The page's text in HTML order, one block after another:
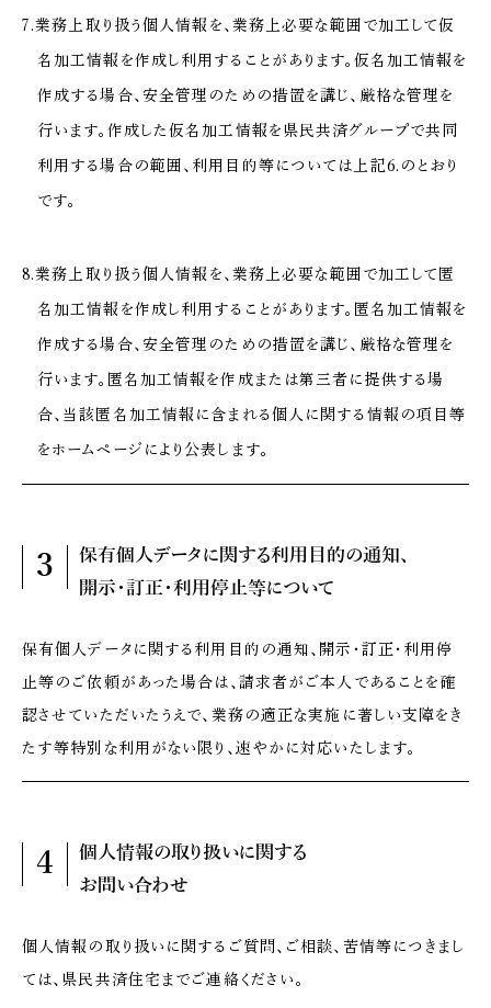
7.業務上取り扱う個人情報を、業務上必要な範囲で加工して仮
名加工情報を作成し利用することがあります。仮名加工情報を
作成する場合、安全管理のための措置を講じ、厳格な管理を
行います。作成した仮名加工情報を県民共済グループで共同
利用する場合の範囲、利用目的等については上記6.のとおり
です。
8.業務上取り扱う個人情報を、業務上必要な範囲で加工して匿
名加工情報を作成し利用することがあります。匿名加工情報を
作成する場合、安全管理のための措置を講じ、厳格な管理を
行います。匿名加工情報を作成または第三者に提供する場
合、当該匿名加工情報に含まれる個人に関する情報の項目等
をホームページにより公表します。
3 保有個人データに 関する利用目的の通知、
開示・訂正・利用停止等について
保有個人データに関する利用目的の通知、開示・訂正・利用停
止等のご依頼があった場合は、請求者がご本人であることを確
認させていただいたうえで、業務の適正な実施に著しい支障をき
たす等特別な利用がない限り、速やかに対応いたします。
4 個人情報の取り扱いに関する
お問い合わせ
個人情報の取り扱いに関するご質問、ご相談、苦情等につきまし
ては、県民共済住宅までご連絡ください。